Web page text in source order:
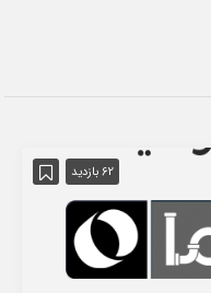
62 بازدید